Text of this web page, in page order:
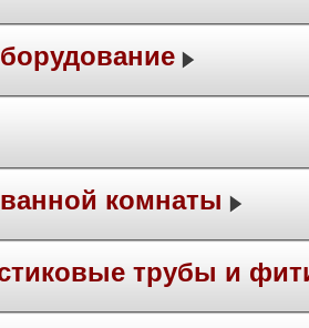
комнаты
трубы и